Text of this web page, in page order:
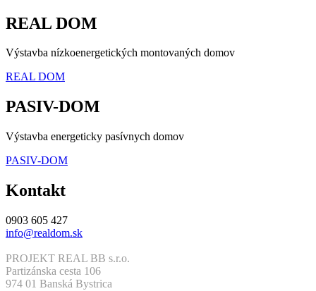
REAL DOM
Výstavba nízkoenergetických montovaných domov
REAL DOM
PASIV-DOM
Výstavba energeticky pasívnych domov
PASIV-DOM
Kontakt
0903 605 427
info@realdom.sk
PROJEKT REAL BB s.r.o.
Partizánska cesta 106
974 01 Banská Bystrica